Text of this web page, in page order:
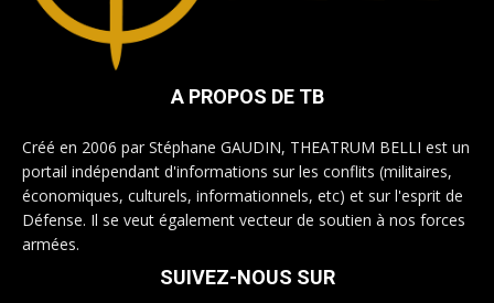
A PROPOS DE TB
Créé en 2006 par Stéphane GAUDIN, THEATRUM BELLI est un
portail indépendant d'informations sur les conflits (militaires,
économiques, culturels, informationnels, etc) et sur l'esprit de
Défense. Il se veut également vecteur de soutien à nos forces
armées.
SUIVEZ-NOUS SUR